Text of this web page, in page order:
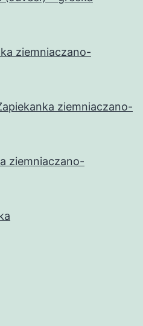
ziemniaczano-
ziemniaczano-
ziemniaczano-